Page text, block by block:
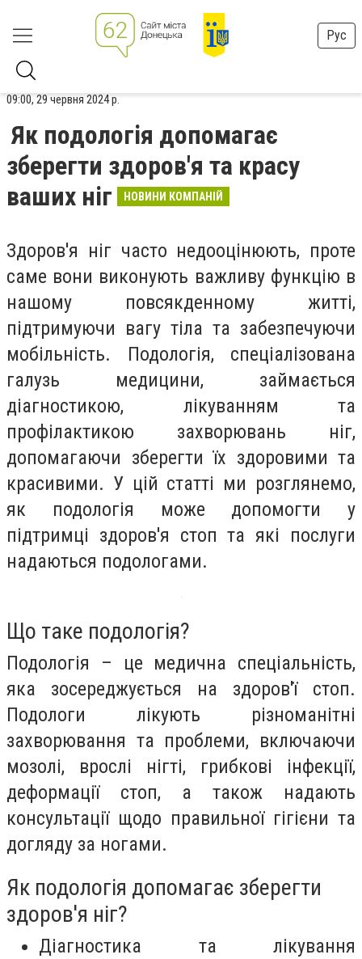
Рус
09:00, 29 червня 2024 р.
Як подологія допомагає
зберегти здоров'я та красу
ваших ніг
НОВИНИ КОМПАНІЙ
Здоров'я ніг часто недооцінюють, проте
саме вони виконують важливу функцію в
нашому повсякденному житті,
підтримуючи вагу тіла та забезпечуючи
мобільність. Подологія, спеціалізована
галузь медицини, займається
діагностикою, лікуванням та
профілактикою захворювань ніг,
допомагаючи зберегти їх здоровими та
красивими. У цій статті ми розглянемо,
як подологія може допомогти у
підтримці здоров'я стоп та які послуги
надаються подологами.
Що таке подологія?
Подологія – це медична спеціальність,
яка зосереджується на здоров'ї стоп.
Подологи лікують різноманітні
захворювання та проблеми, включаючи
мозолі, врослі нігті, грибкові інфекції,
деформації стоп, а також надають
консультації щодо правильної гігієни та
догляду за ногами.
Як подологія допомагає зберегти
здоров'я ніг?
Діагностика та лікування